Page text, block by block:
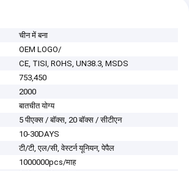
चीन में बना
OEM LOGO/
CE, TISI, ROHS, UN38.3, MSDS
753,450
2000
बातचीत योग्य
5 पीएक्स / बॉक्स, 20 बॉक्स / सीटीएन
10-30DAYS
टी/टी, एल/सी, वेस्टर्न यूनियन, पेपैल
1000000pcs/माह